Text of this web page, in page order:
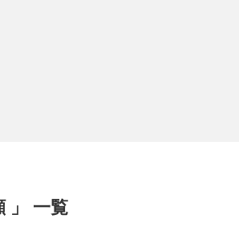
」 一覧